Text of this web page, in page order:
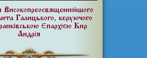
Високопреосвященнійшого
Галицького, керуючого
Єпархією Кир
Андрія